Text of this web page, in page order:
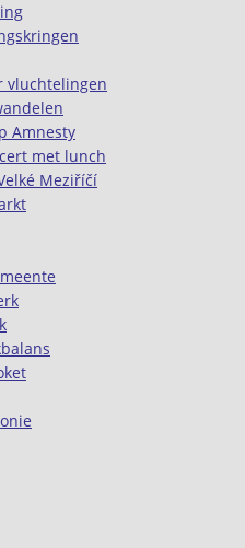
vluchtelingen
Amnesty
met lunch
Meziříčí